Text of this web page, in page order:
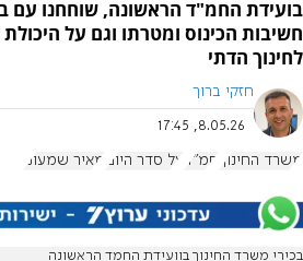
בועידת החמ"ד הראשונה, שוחחנו עם
חשיבות הכינוס ומטרתו וגם על
לחינוך הדתי
חזקי ברוך
8.05.26, 17:45
משרד החינוך חמ"ד על סדר היום מאיר שמעוני
בכירי משרד החינוך בוועידת החמד הראשונה